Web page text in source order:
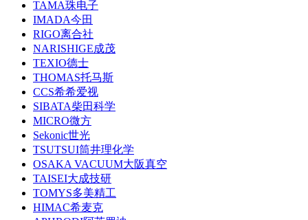
TAMA珠电子
IMADA今田
RIGO离合社
NARISHIGE成茂
TEXIO德士
THOMAS托马斯
CCS希希爱视
SIBATA柴田科学
MICRO微方
Sekonic世光
TSUTSUI筒井理化学
OSAKA VACUUM大阪真空
TAISEI大成技研
TOMYS多美精工
HIMAC希麦克